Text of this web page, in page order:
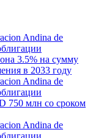
Andina de
3.5% на сумму
в 2033 году
Andina de
750 млн со сроком
Andina de